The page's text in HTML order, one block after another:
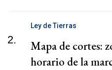
2.
Ley de Tierras
Mapa de cortes:
horario de la